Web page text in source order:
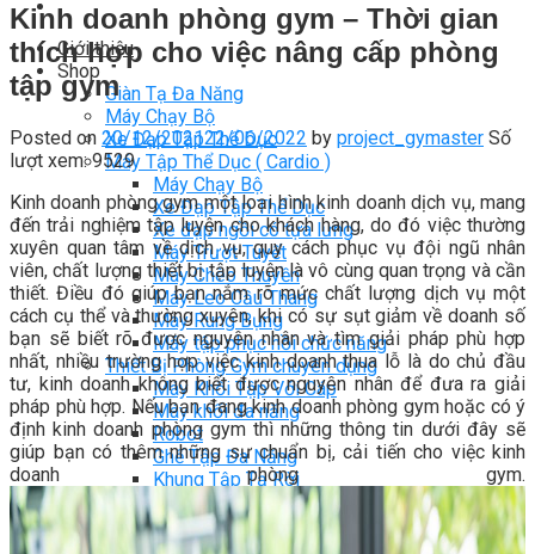
Giới thiệu
Shop
Giàn Tạ Đa Năng
Máy Chạy Bộ
Xe Đạp Tập Thể Dục
Máy Tập Thể Dục ( Cardio )
Máy Chạy Bộ
Xe Đạp Tập Thể Dục
Xe đạp ngồi có tựa lưng
Máy Trượt Tuyết
Máy Chèo Thuyền
Máy Leo Cầu Thang
Máy Rung Bụng
Máy tập phục hồi chức năng
Thiết Bị Phòng Gym chuyên dụng
Máy Khối Tập Với Cáp
Máy khối đa năng
Robot
Ghế Tập Đa Năng
Khung Tập Tạ Rời
Dàn Tập Thể Lực 360
Máy tập Home Gym
Dụng Cụ Tập Gym
Kinh doanh phòng gym – Thời gian
thích hợp cho việc nâng cấp phòng
tập gym
Posted on 20/12/202122/06/2022 by project_gymaster Số
lượt xem: 9529
Kinh doanh phòng gym một loại hình kinh doanh dịch vụ, mang
đến trải nghiệm tập luyện cho khách hàng, do đó việc thường
xuyên quan tâm về dịch vụ, quy cách phục vụ đội ngũ nhân
viên, chất lượng thiết bị tập luyện là vô cùng quan trọng và cần
thiết. Điều đó giúp bạn nắm rõ mức chất lượng dịch vụ một
cách cụ thể và thường xuyên, khi có sự sụt giảm về doanh số
bạn sẽ biết rõ được nguyên nhân và tìm giải pháp phù hợp
nhất, nhiều trường hợp việc kinh doanh thua lỗ là do chủ đầu
tư, kinh doanh không biết được nguyên nhân để đưa ra giải
pháp phù hợp. Nếu bạn đang kinh doanh phòng gym hoặc có ý
định kinh doanh phòng gym thì những thông tin dưới đây sẽ
giúp bạn có thêm những sự chuẩn bị, cải tiến cho việc kinh
doanh phòng gym.